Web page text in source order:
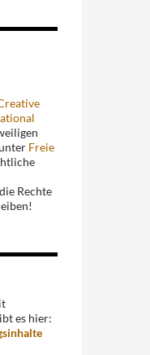
Freie
Rechte
es hier: